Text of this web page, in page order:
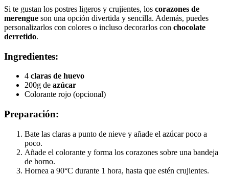
Si te gustan los postres ligeros y crujientes, los corazones de
merengue son una opción divertida y sencilla. Además, puedes
personalizarlos con colores o incluso decorarlos con chocolate
derretido.
Ingredientes:
4 claras de huevo
200g de azúcar
Colorante rojo (opcional)
Preparación:
Bate las claras a punto de nieve y añade el azúcar poco a
poco.
Añade el colorante y forma los corazones sobre una bandeja
de horno.
Hornea a 90°C durante 1 hora, hasta que estén crujientes.